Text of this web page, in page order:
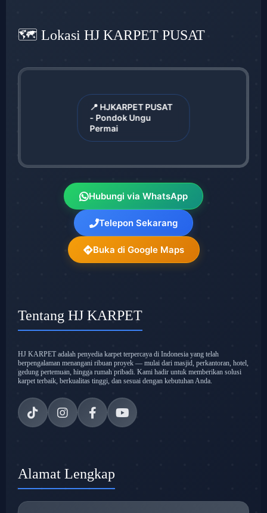
🗺️ Lokasi HJ KARPET PUSAT
📍 HJKARPET PUSAT
- Pondok Ungu
Permai
Hubungi via WhatsApp
Telepon Sekarang
Buka di Google Maps
Tentang HJ KARPET
HJ KARPET adalah penyedia karpet terpercaya di Indonesia yang telah
berpengalaman menangani ribuan proyek — mulai dari masjid, perkantoran, hotel,
gedung pertemuan, hingga rumah pribadi. Kami hadir untuk memberikan solusi
karpet terbaik, berkualitas tinggi, dan sesuai dengan kebutuhan Anda.
Alamat Lengkap